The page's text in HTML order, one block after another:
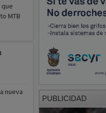
MTB
nueva
PUBLICIDAD